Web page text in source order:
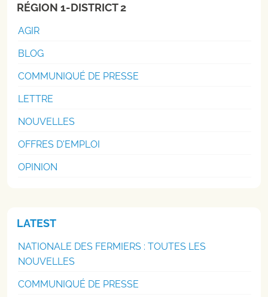
RÉGION 1-DISTRICT 2
AGIR
BLOG
COMMUNIQUÉ DE PRESSE
LETTRE
NOUVELLES
OFFRES D'EMPLOI
OPINION
LATEST
NATIONALE DES FERMIERS : TOUTES LES
NOUVELLES
COMMUNIQUÉ DE PRESSE